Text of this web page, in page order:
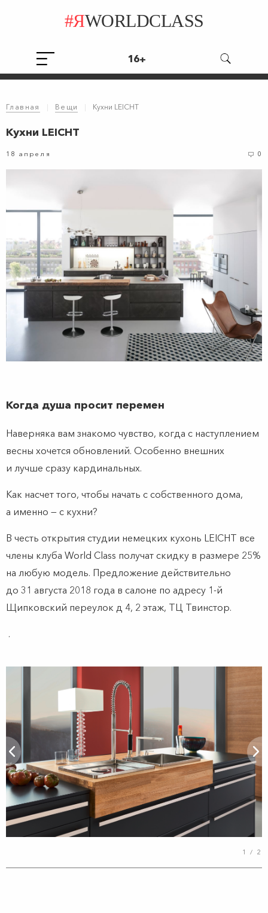
#ЯWORLDCLASS
16+
Главная | Вещи | Кухни LEICHT
Кухни LEICHT
18 апреля 0
Когда душа просит перемен
Наверняка вам знакомо чувство, когда с наступлением
весны хочется обновлений. Особенно внешних
и лучше сразу кардинальных.
Как насчет того, чтобы начать с собственного дома,
а именно — с кухни?
В честь открытия студии немецких кухонь LEICHT все
члены клуба World Class получат скидку в размере 25%
на любую модель. Предложение действительно
до 31 августа 2018 года в салоне по адресу 1-й
Щипковский переулок д 4, 2 этаж, ТЦ Твинстор.
.
1 / 2